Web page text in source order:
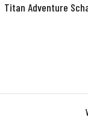
Titan Adventure